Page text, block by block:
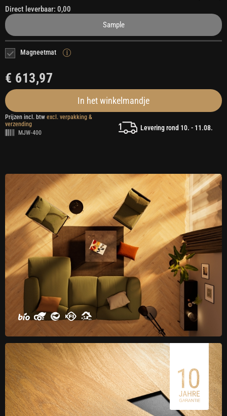
Direct leverbaar: 0,00
Sample
Magneetmat
€ 613,97
In het winkelmandje
Prijzen incl. btw excl. verpakking &
verzending
MJW-400
Levering rond 10. - 11.08.